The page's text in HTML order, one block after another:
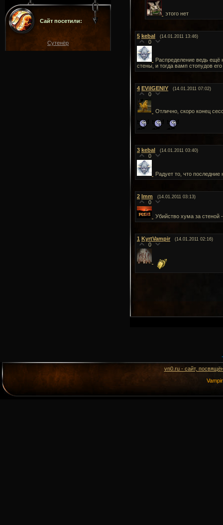
Сайт посетили:
Сутенёр
этого нет
5 kebal (14.01.2011 13:46)
0
Распределение ведь ещё
стены, и тогда вамп стопудов
4 EVilGENIY (14.01.2011 07:02)
0
Отлично, скоро конец
3 kebal (14.01.2011 03:40)
0
Радует то, что
2 Imm (14.01.2011 03:13)
0
Убийство хума за стеной
1 KyrtVampir (14.01.2011 02:16)
0
vn0.ru - сайт,